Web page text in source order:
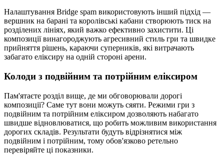
Налаштування Bridge spam використовують інший підхід —
вершник на барані та королівські кабани створюють тиск на
розділених лініях, який важко ефективно захистити. Ці
композиції винагороджують агресивний стиль гри та швидке
прийняття рішень, караючи суперників, які витрачають
забагато еліксиру на одній стороні арени.
Колоди з подвійним та потрійним еліксиром
Пам'ятаєте розділ вище, де ми обговорювали дорогі
композиції? Саме тут вони можуть сяяти. Режими гри з
подвійним та потрійним еліксиром дозволяють набагато
швидше відновлюватися, що робить можливим використання
дорогих складів. Результати будуть відрізнятися між
подвійним і потрійним, тому обов'язково ретельно
перевіряйте ці показники.